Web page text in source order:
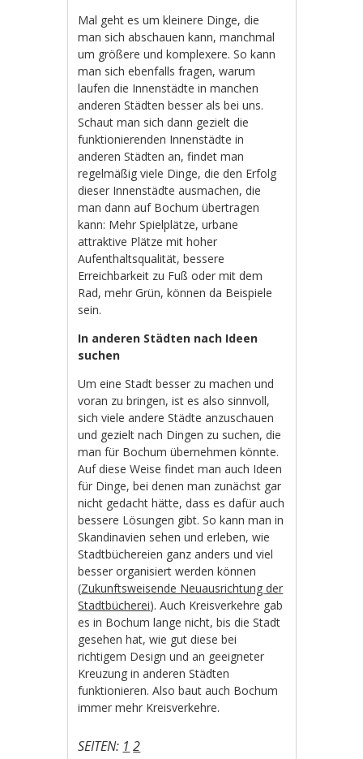
Mal geht es um kleinere Dinge, die
man sich abschauen kann, manchmal
um größere und komplexere. So kann
man sich ebenfalls fragen, warum
laufen die Innenstädte in manchen
anderen Städten besser als bei uns.
Schaut man sich dann gezielt die
funktionierenden Innenstädte in
anderen Städten an, findet man
regelmäßig viele Dinge, die den Erfolg
dieser Innenstädte ausmachen, die
man dann auf Bochum übertragen
kann: Mehr Spielplätze, urbane
attraktive Plätze mit hoher
Aufenthaltsqualität, bessere
Erreichbarkeit zu Fuß oder mit dem
Rad, mehr Grün, können da Beispiele
sein.
In anderen Städten nach Ideen
suchen
Um eine Stadt besser zu machen und
voran zu bringen, ist es also sinnvoll,
sich viele andere Städte anzuschauen
und gezielt nach Dingen zu suchen, die
man für Bochum übernehmen könnte.
Auf diese Weise findet man auch Ideen
für Dinge, bei denen man zunächst gar
nicht gedacht hätte, dass es dafür auch
bessere Lösungen gibt. So kann man in
Skandinavien sehen und erleben, wie
Stadtbüchereien ganz anders und viel
besser organisiert werden können
(Zukunftsweisende Neuausrichtung der
Stadtbücherei). Auch Kreisverkehre gab
es in Bochum lange nicht, bis die Stadt
gesehen hat, wie gut diese bei
richtigem Design und an geeigneter
Kreuzung in anderen Städten
funktionieren. Also baut auch Bochum
immer mehr Kreisverkehre.
SEITEN: 1 2